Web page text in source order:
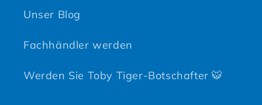
Unser Blog
Fachhändler werden
Werden Sie Toby Tiger-Botschafter 🐯